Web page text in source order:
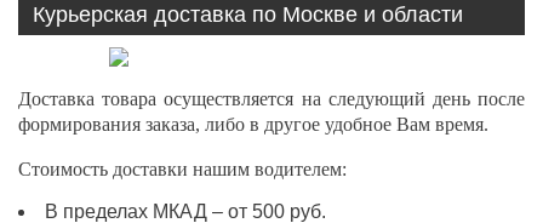
Курьерская доставка по Москве и области
Доставка товара осуществляется на следующий день после
формирования заказа, либо в другое удобное Вам время.
Стоимость доставки нашим водителем:
В пределах МКАД – от 500 руб.